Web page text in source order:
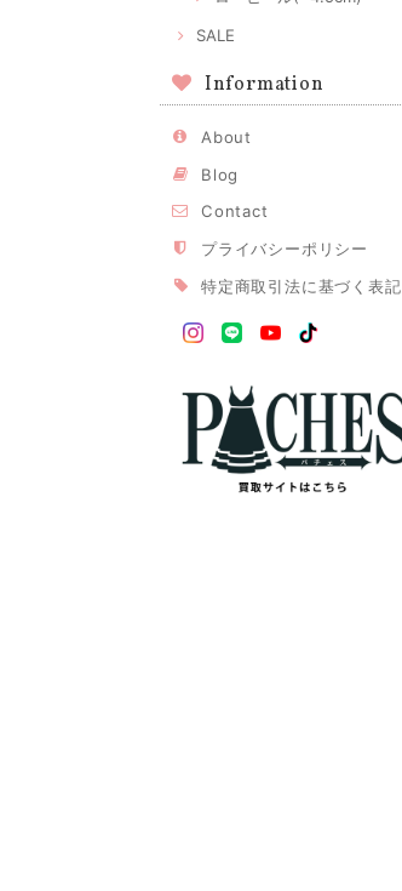
SALE
Information
About
Blog
Contact
プライバシーポリシー
特定商取引法に基づく表記